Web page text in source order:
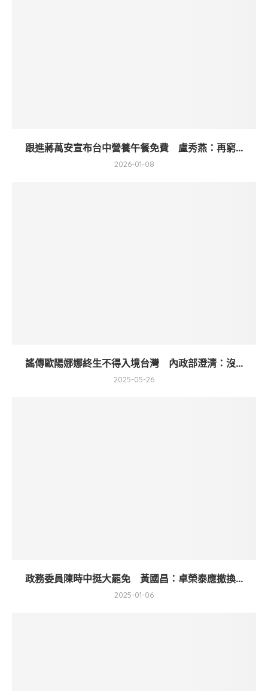
跟進蔣萬安宣布台中營養午餐免費 盧秀燕：再窮...
2026-01-08
謠傳歐陽娜娜終生不得入境台灣 內政部澄清：沒...
2025-05-26
政務委員陳時中挺大罷免 黃國昌：卓榮泰應撤換...
2025-01-06